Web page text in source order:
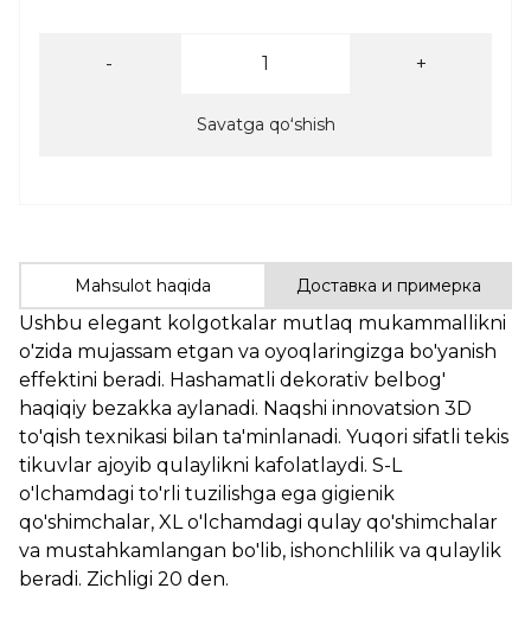
- +
Savatga qoʻshish
Mahsulot haqida Доставка и примерка
Ushbu elegant kolgotkalar mutlaq mukammallikni
o'zida mujassam etgan va oyoqlaringizga bo'yanish
effektini beradi. Hashamatli dekorativ belbog'
haqiqiy bezakka aylanadi. Naqshi innovatsion 3D
to'qish texnikasi bilan ta'minlanadi. Yuqori sifatli tekis
tikuvlar ajoyib qulaylikni kafolatlaydi. S-L
o'lchamdagi to'rli tuzilishga ega gigienik
qo'shimchalar, XL o'lchamdagi qulay qo'shimchalar
va mustahkamlangan bo'lib, ishonchlilik va qulaylik
beradi. Zichligi 20 den.